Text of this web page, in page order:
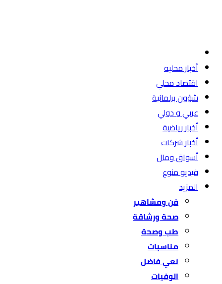
أخبار محليه
اقتصاد محلي
شؤون برلمانية
عربي و دولي
أخبار رياضية
أخبار شركات
أسواق ومال
فيديو منوع
المزيد
فن ومشاهير
صحة ورشاقة
طب وصحة
مناسبات
نعي فاضل
الوفيات